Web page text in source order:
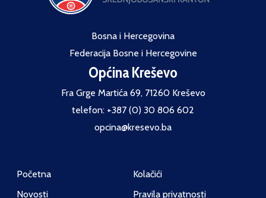
Bosna i Hercegovina
Federacija Bosne i Hercegovine
Općina Kreševo
Fra Grge Martića 69, 71260 Kreševo
telefon: +387 (0) 30 806 602
opcina@kresevo.ba
Početna
Novosti
Kolačići
Pravila privatnosti